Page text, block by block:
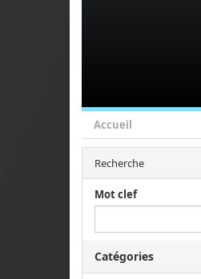
Accueil
Recherche
Mot clef
Catégories